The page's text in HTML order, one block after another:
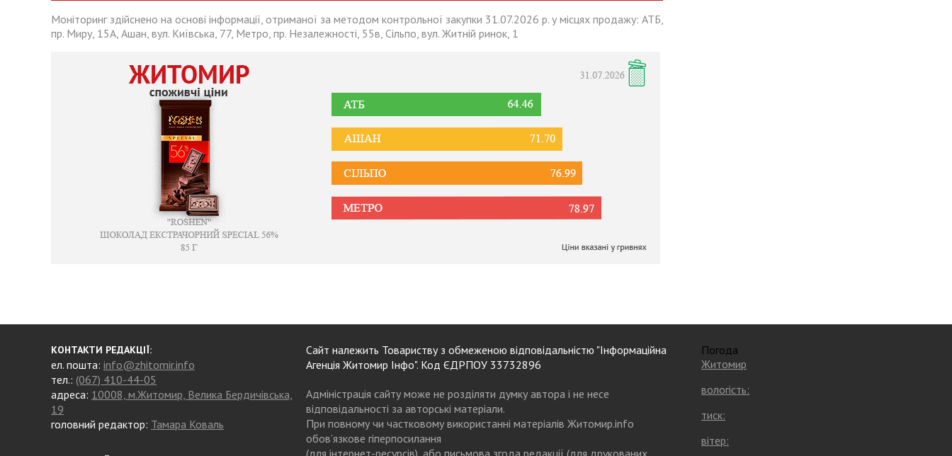
Моніторинг здійснено на основі інформації, отриманої за методом контрольної закупки 31.07.2026 р. у місцях продажу: АТБ,
пр. Миру, 15А, Ашан, вул. Київська, 77, Метро, пр. Незалежності, 55в, Сільпо, вул. Житній ринок, 1
КОНТАКТИ РЕДАКЦІЇ:
ел. пошта: info@zhitomir.info
тел.: (067) 410-44-05
адреса: 10008, м.Житомир, Велика Бердичівська,
19
головний редактор: Тамара Коваль
Сайт належить Товариству з обмеженою відповідальністю "Інформаційна
Агенція Житомир Інфо". Код ЄДРПОУ 33732896
Адміністрація сайту може не розділяти думку автора і не несе
відповідальності за авторські матеріали.
При повному чи частковому використанні матеріалів Житомир.info
обов’язкове гіперпосилання
(для інтернет-ресурсів), або письмова згода редакції (для друкованих
Погода
Житомир
вологість:
тиск:
вітер: